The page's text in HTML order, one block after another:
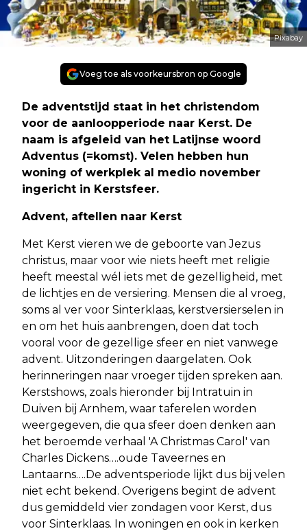
Pixabay
Voeg toe als voorkeursbron op Google
De adventstijd staat in het christendom
voor de aanloopperiode naar Kerst. De
naam is afgeleid van het Latijnse woord
Adventus (=komst). Velen hebben hun
woning of werkplek al medio november
ingericht in Kerstsfeer.
Advent, aftellen naar Kerst
Met Kerst vieren we de geboorte van Jezus
christus, maar voor wie niets heeft met religie
heeft meestal wél iets met de gezelligheid, met
de lichtjes en de versiering. Mensen die al vroeg,
soms al ver voor Sinterklaas, kerstversierselen in
en om het huis aanbrengen, doen dat toch
vooral voor de gezellige sfeer en niet vanwege
advent. Uitzonderingen daargelaten. Ook
herinneringen naar vroeger tijden spreken aan.
Kerstshows, zoals hieronder bij Intratuin in
Duiven bij Arnhem, waar taferelen worden
weergegeven, die qua sfeer doen denken aan
het beroemde verhaal 'A Christmas Carol' van
Charles Dickens….oude Taveernes en
Lantaarns….De adventsperiode lijkt dus bij velen
niet echt bekend. Overigens begint de advent
dus gemiddeld vier zondagen voor Kerst, dus
voor Sinterklaas. In woningen en ook in kerken